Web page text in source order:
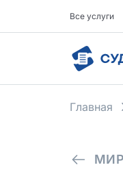
Все услуги
Главная